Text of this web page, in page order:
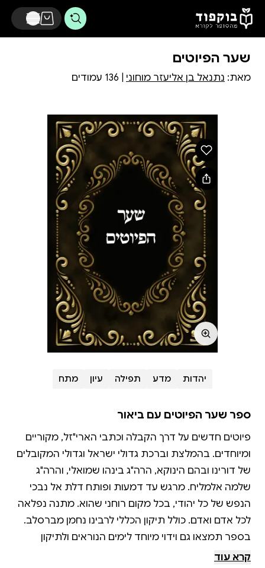
דלג לתוכן הראשי
שער הפיוטים
מאת: נתנאל בן אליעזר מוחוני
יהדות מדע תפילה עיון מתח
ספר שער הפיוטים עם ביאור
פיוטים חדשים על דרך הקבלה וכתבי הארי"זל, מקוריים
ומיוחדים. בהמלצת וברכת גדולי ישראל וגדולי המקובלים
של דורינו ובהם הינוקא, הרה"ג בינהו שמואלי, והרה"ג
שלמה אלמליח. מרגש עד דמעות ופותח דלת אל נבכי
הנפש של כל יהודי, בכל מקום רוחני שהוא. מתנה נפלאה
לכל אדם ואדם. כולל תיקון הכללי לרבינו נחמן מברסלב.
בספר תמצאו גם וידוי מיוחד לימים הנוראים ולתיקון
הנפש, כולל ביאורים מכלל דרכי החסידות והקבלה.
קרא עוד